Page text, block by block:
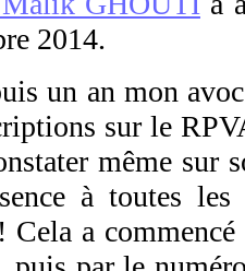
2014.
un an mon
sur le
même sur
à toutes
Cela a